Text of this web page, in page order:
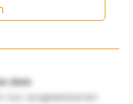
dem
ausgewiesenen